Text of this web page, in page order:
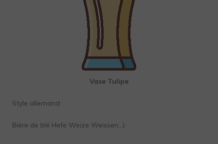
Vase Tulipe
Style allemand
Bière de blé Hefe Weize Weissen…)